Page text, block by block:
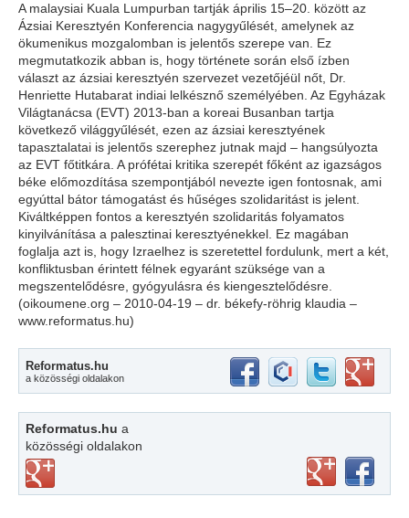
A malaysiai Kuala Lumpurban tartják április 15–20. között az
Ázsiai Keresztyén Konferencia nagygyűlését, amelynek az
ökumenikus mozgalomban is jelentős szerepe van. Ez
megmutatkozik abban is, hogy története során első ízben
választ az ázsiai keresztyén szervezet vezetőjéül nőt, Dr.
Henriette Hutabarat indiai lelkésznő személyében. Az Egyházak
Világtanácsa (EVT) 2013-ban a koreai Busanban tartja
következő világgyűlését, ezen az ázsiai keresztyének
tapasztalatai is jelentős szerephez jutnak majd – hangsúlyozta
az EVT főtitkára. A prófétai kritika szerepét főként az igazságos
béke előmozdítása szempontjából nevezte igen fontosnak, ami
egyúttal bátor támogatást és hűséges szolidaritást is jelent.
Kiváltképpen fontos a keresztyén szolidaritás folyamatos
kinyilvánítása a palesztinai keresztyénekkel. Ez magában
foglalja azt is, hogy Izraelhez is szeretettel fordulunk, mert a két,
konfliktusban érintett félnek egyaránt szüksége van a
megszentelődésre, gyógyulásra és kiengesztelődésre.
(oikoumene.org – 2010-04-19 – dr. békefy-röhrig klaudia –
www.reformatus.hu)
Reformatus.hu
a közösségi oldalakon
Reformatus.hu a
közösségi oldalakon